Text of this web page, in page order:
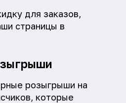
для заказов,
страницы в
розыгрыши на
которые